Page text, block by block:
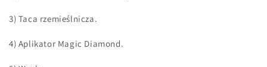
3) Taca rzemieślnicza.
4) Aplikator Magic Diamond.